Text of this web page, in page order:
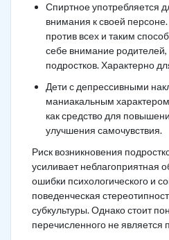
Спиртное употребляется
внимания к своей
против всех и таким
себе внимание родителей,
подростков. Характерно
Дети с депрессивными
маниакальным
как средство для
улучшения самочувствия.
Риск возникновения
усиливает неблагоприятная
ошибки психологического и
поведенческая
субкультуры. Однако стоит
перечисленного не является